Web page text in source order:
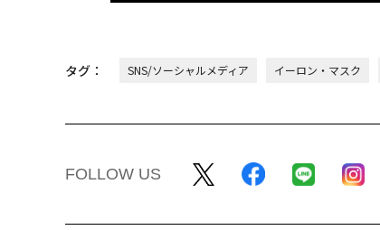
タグ： SNS/ソーシャルメディア イーロン・マスク
FOLLOW US